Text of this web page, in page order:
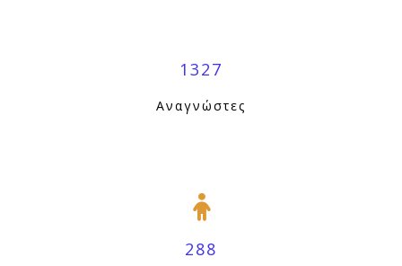
1327
Αναγνώστες
288